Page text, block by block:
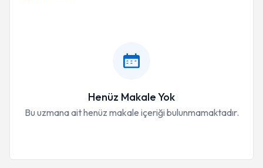
Henüz Makale Yok
Bu uzmana ait henüz makale içeriği bulunmamaktadır.